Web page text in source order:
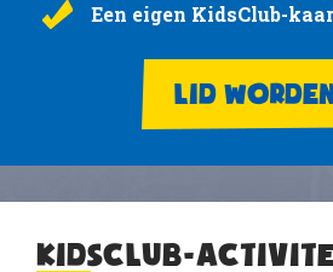
Een eigen KidsClub-
LID
KIDSCLUB-